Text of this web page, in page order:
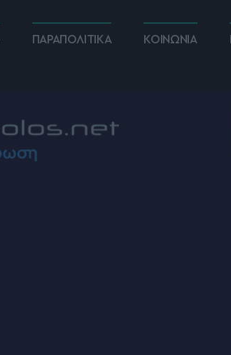
ΠΑΡΑΠΟΛΙΤΙΚΑ ΚΟΙΝΩΝΙΑ